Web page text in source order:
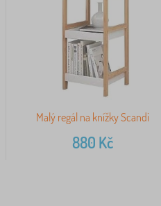
Malý regál na knížky Scandi
880 Kč